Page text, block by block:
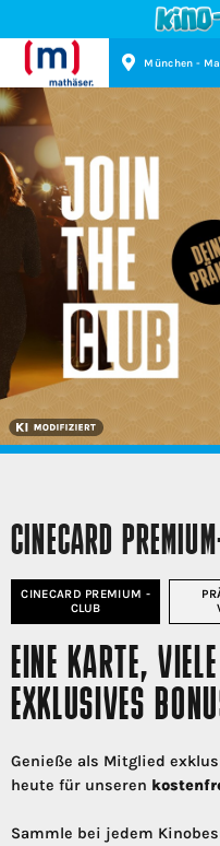
Kinopolis
München -
CINECARD
CINECARD PREMIUM -
CLUB
EINE KARTE,
EXKLUSIVES
Genieße als Mitglied
heute für unseren
Sammle bei jedem